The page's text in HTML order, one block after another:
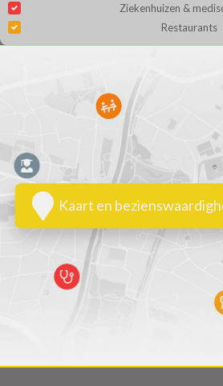
Ziekenhuizen &
Restaurants
Kaart en